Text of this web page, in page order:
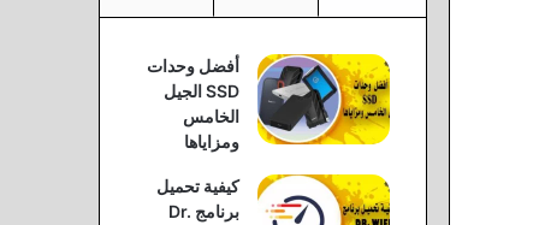
أفضل وحدات
SSD الجيل
الخامس
ومزاياها
كيفية تحميل
برنامج Dr.